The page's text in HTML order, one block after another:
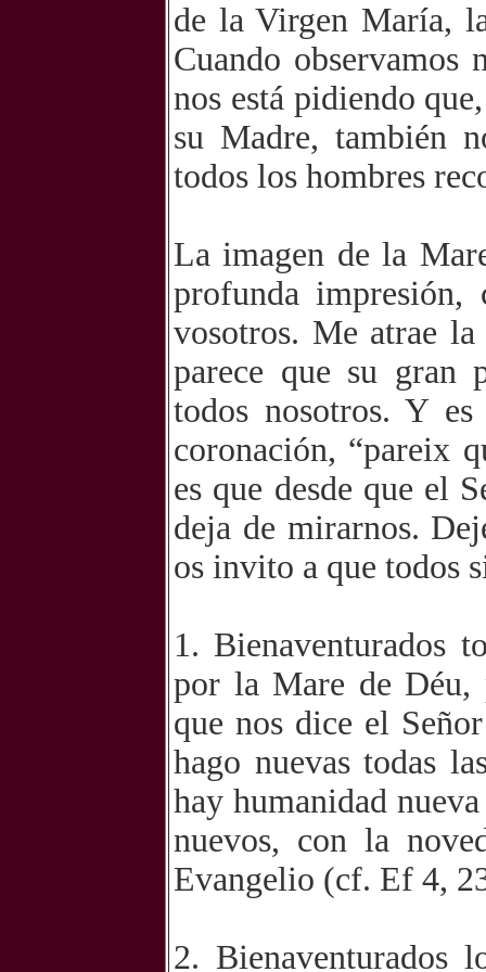
de la Virgen María,
Cuando observamos
nos está pidiendo
su Madre, también
todos los hombres
La imagen de la
profunda impresión,
vosotros. Me atrae
parece que su gran
todos nosotros. Y
coronación, “pareix
es que desde que el
deja de mirarnos.
os invito a que todos
1. Bienaventurados
por la Mare de Déu,
que nos dice el
hago nuevas todas
hay humanidad
nuevos, con la
Evangelio (cf. Ef 4,
2. Bienaventurados